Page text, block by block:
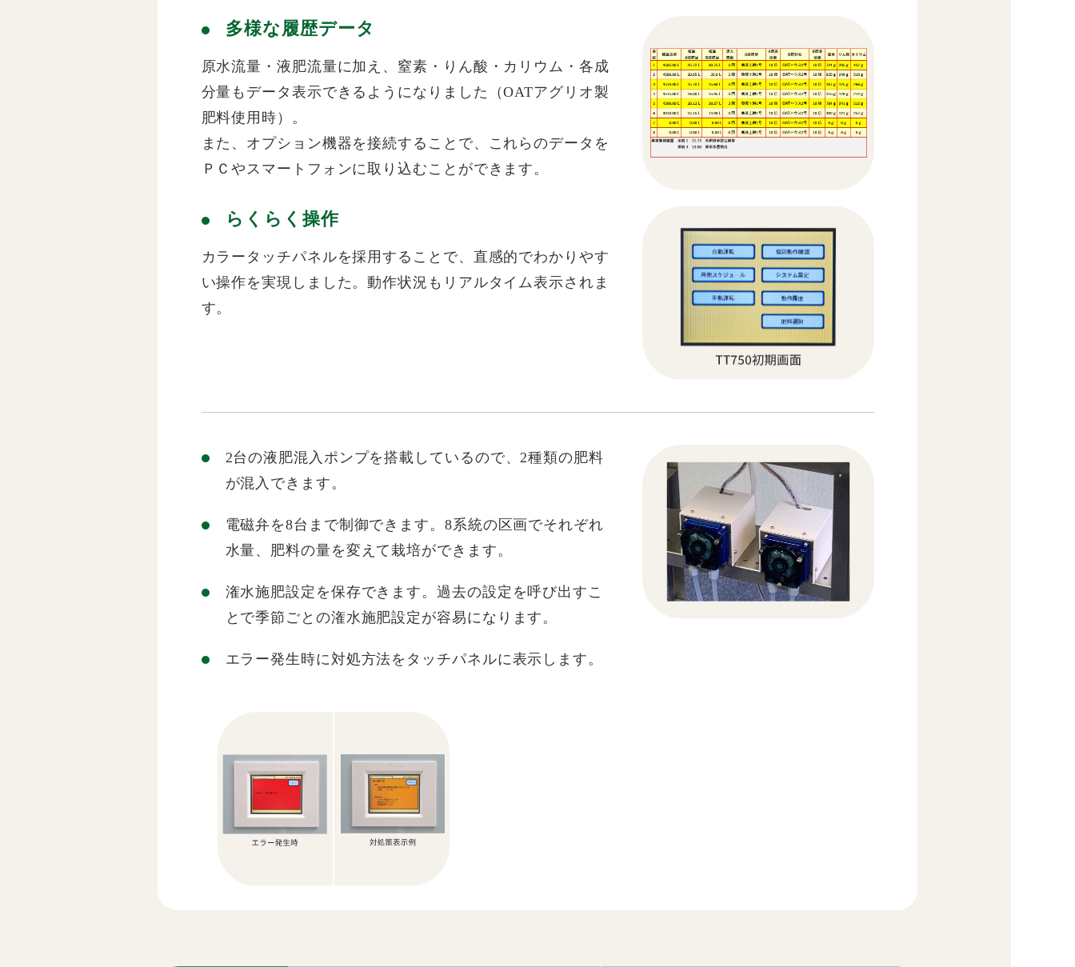
多様な履歴データ
原水流量・液肥流量に加え、窒素・りん酸・カリウム・各成
分量もデータ表示できるようになりました（OATアグリオ製
肥料使用時）。
また、オプション機器を接続することで、これらのデータを
ＰＣやスマートフォンに取り込むことができます。
らくらく操作
カラータッチパネルを採用することで、直感的でわかりやす
い操作を実現しました。動作状況もリアルタイム表示されま
す。
2台の液肥混入ポンプを搭載しているので、2種類の肥料
が混入できます。
電磁弁を8台まで制御できます。8系統の区画でそれぞれ
水量、肥料の量を変えて栽培ができます。
潅水施肥設定を保存できます。過去の設定を呼び出すこ
とで季節ごとの潅水施肥設定が容易になります。
エラー発生時に対処方法をタッチパネルに表示します。